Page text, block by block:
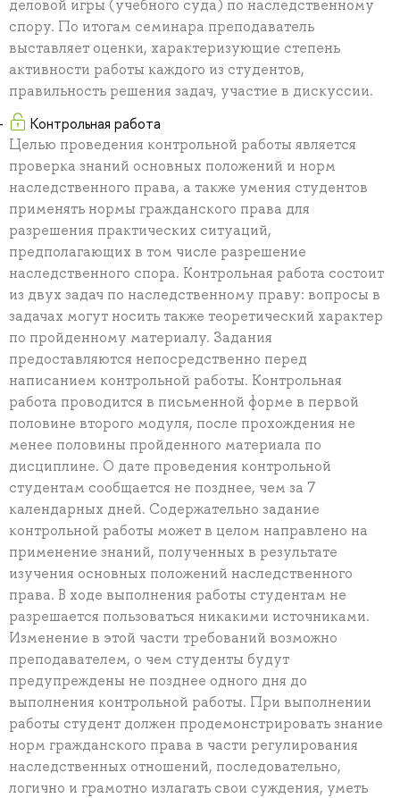
деловой игры (учебного суда) по наследственному
спору. По итогам семинара преподаватель
выставляет оценки, характеризующие степень
активности работы каждого из студентов,
правильность решения задач, участие в дискуссии.
Контрольная работа
Целью проведения контрольной работы является
проверка знаний основных положений и норм
наследственного права, а также умения студентов
применять нормы гражданского права для
разрешения практических ситуаций,
предполагающих в том числе разрешение
наследственного спора. Контрольная работа состоит
из двух задач по наследственному праву: вопросы в
задачах могут носить также теоретический характер
по пройденному материалу. Задания
предоставляются непосредственно перед
написанием контрольной работы. Контрольная
работа проводится в письменной форме в первой
половине второго модуля, после прохождения не
менее половины пройденного материала по
дисциплине. О дате проведения контрольной
студентам сообщается не позднее, чем за 7
календарных дней. Содержательно задание
контрольной работы может в целом направлено на
применение знаний, полученных в результате
изучения основных положений наследственного
права. В ходе выполнения работы студентам не
разрешается пользоваться никакими источниками.
Изменение в этой части требований возможно
преподавателем, о чем студенты будут
предупреждены не позднее одного дня до
выполнения контрольной работы. При выполнении
работы студент должен продемонстрировать знание
норм гражданского права в части регулирования
наследственных отношений, последовательно,
логично и грамотно излагать свои суждения, уметь